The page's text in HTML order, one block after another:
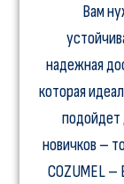
Вам
надежная
которая
подойдет
новичков –
COZUMEL –